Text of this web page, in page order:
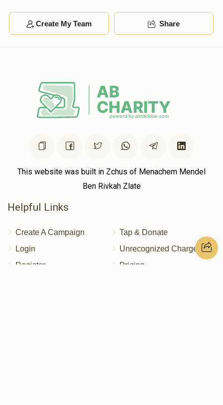
Create My Team Share
This website was built in Zchus of Menachem Mendel
Ben Rivkah Zlate
Helpful Links
Create A Campaign
Login
Register
Tap & Donate
Unrecognized Charge
Pricing